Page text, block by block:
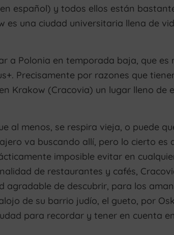
español) y todos ellos están
es una ciudad universitaria llena de
a Polonia en temporada baja, que
Precisamente por razones que
Krakow (Cracovia) un lugar lleno de
al menos, se respira vieja, o puede
va buscando allí, pero lo cierto es
imposible evitar en
de restaurantes y cafés,
agradable de descubrir, para los
de su barrio judío, el gueto, por
para recordar y tener en cuenta